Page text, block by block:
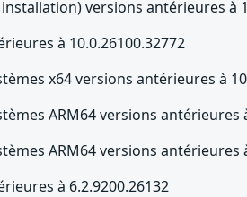
versions antérieures à
à 10.0.26100.32772
x64 versions antérieures à
ARM64 versions antérieures
ARM64 versions antérieures
à 6.2.9200.26132